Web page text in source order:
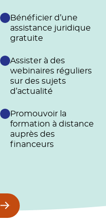
Bénéficier d’une
assistance juridique
gratuite
Assister à des
webinaires réguliers
sur des sujets
d’actualité
Promouvoir la
formation à distance
auprès des
financeurs